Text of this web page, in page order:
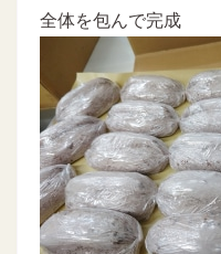
全体を包んで完成